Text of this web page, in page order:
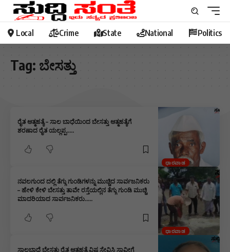
Local Crime State National Politics
Tag: ಬೇಸತ್ತು
ಧಾರವಾಡ
ರೈತ ಆತ್ಮಹತ್ಯೆ – ಸಾಲ ಬಾಧೆಯಿಂದ ಬೇಸತ್ತು ಆತ್ಮಹತ್ಯೆಗೆ
ಶರಣಾದ ರೈತ ಯಲ್ಲಪ್ಪ…..
ಧಾರವಾಡ
ನವಲಗುಂದ ದಲ್ಲಿ ತೆಗ್ಗು ಗುಂಡಿಗಳನ್ನು ಮುಚ್ಚಿದ ಸಾರ್ವಜನಿಕರು
– ಹೇಳಿ ಕೇಳಿ ಬೇಸತ್ತು ತಾವೇ ರಸ್ತೆಯಲ್ಲಿನ ತೆಗ್ಗು ಗುಂಡಿ ಮುಚ್ಚಿ
ಮಾದರಿಯಾದ ಸಾರ್ವಜನಿಕರು…..
ಸಾಲಬಾಧೆ ಬೇಸತ್ತು ರೈತ ಆತ್ಮಹತ್ಯೆ ವಿಷ ಸೇವಿಸಿ ಸಾವೀಗೆ